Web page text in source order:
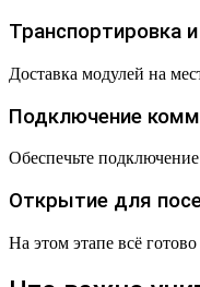
Транспортировка
Доставка модулей на
Подключение
Обеспечьте
Открытие для
На этом этапе всё